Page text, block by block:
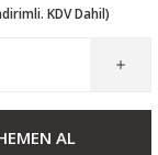
KDV Dahil)
AL